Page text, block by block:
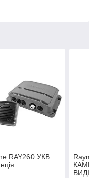
RAY260 УКВ